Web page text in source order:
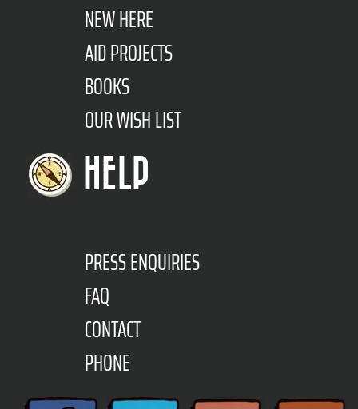
NEW HERE
AID PROJECTS
BOOKS
OUR WISH LIST
HELP
PRESS ENQUIRIES
FAQ
CONTACT
PHONE